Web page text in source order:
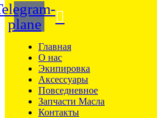
plane
Главная
О нас
Экипировка
Аксессуары
Повседневное
Запчасти Масла
Контакты